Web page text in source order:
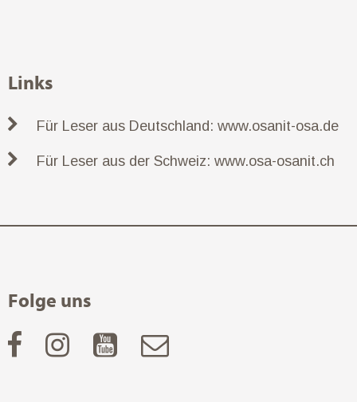
Links
Für Leser aus Deutschland: www.osanit-osa.de
Für Leser aus der Schweiz: www.osa-osanit.ch
Folge uns